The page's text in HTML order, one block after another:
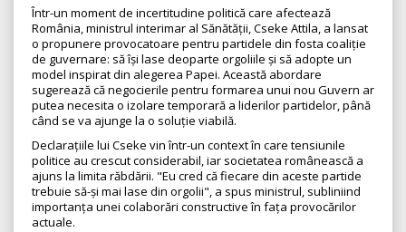
Într-un moment de incertitudine politică care afectează
România, ministrul interimar al Sănătății, Cseke Attila, a lansat
o propunere provocatoare pentru partidele din fosta coaliție
de guvernare: să își lase deoparte orgoliile și să adopte un
model inspirat din alegerea Papei. Această abordare
sugerează că negocierile pentru formarea unui nou Guvern ar
putea necesita o izolare temporară a liderilor partidelor, până
când se va ajunge la o soluție viabilă.
Declarațiile lui Cseke vin într-un context în care tensiunile
politice au crescut considerabil, iar societatea românească a
ajuns la limita răbdării. "Eu cred că fiecare din aceste partide
trebuie să-și mai lase din orgolii", a spus ministrul, subliniind
importanța unei colaborări constructive în fața provocărilor
actuale.